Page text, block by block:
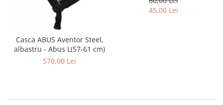
45,00 Lei
Casca ABUS Aventor Steel,
albastru - Abus L(57-61 cm)
570,00 Lei